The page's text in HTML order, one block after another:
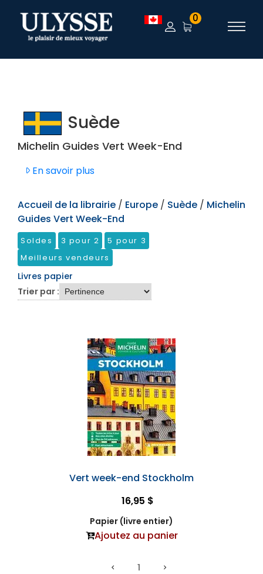
TEST 0
Suède
Michelin Guides Vert Week-End
En savoir plus
Accueil de la librairie / Europe / Suède / Michelin
Guides Vert Week-End
Soldes 3 pour 2
5 pour 3
Meilleurs vendeurs
Livres papier
Trier par :
Vert week-end Stockholm
16,95 $
Papier (livre entier)
Ajoutez au panier
1